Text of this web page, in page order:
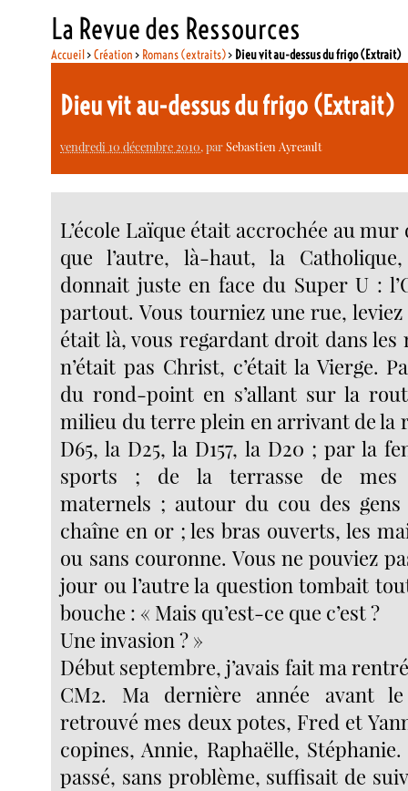
La Revue des Ressources
Accueil>Création > Romans (extraits)> Dieu vit au-dessus du frigo (Extrait)
Dieu vit au-dessus du frigo (Extrait)
vendredi 10 décembre 2010, parSebastien Ayreault
L’école Laïque était accrochée au mur
que l’autre, là-haut, la
donnait juste en face du Super U :
partout. Vous tourniez une rue,
était là, vous regardant droit dans les
n’était pas Christ, c’était la Vierge.
du rond-point en s’allant sur la
milieu du terre plein en arrivant de la
D65, la D25, la D157, la D20 ; par la
sports ; de la terrasse de mes
maternels ; autour du cou des gens
chaîne en or ; les bras ouverts, les
ou sans couronne. Vous ne pouviez
jour ou l’autre la question tombait
bouche : « Mais qu’est-ce que c’est ?
Une invasion ? »
Début septembre, j’avais fait ma
CM2. Ma dernière année avant le
retrouvé mes deux potes, Fred et
copines, Annie, Raphaëlle,
passé, sans problème, suffisait de